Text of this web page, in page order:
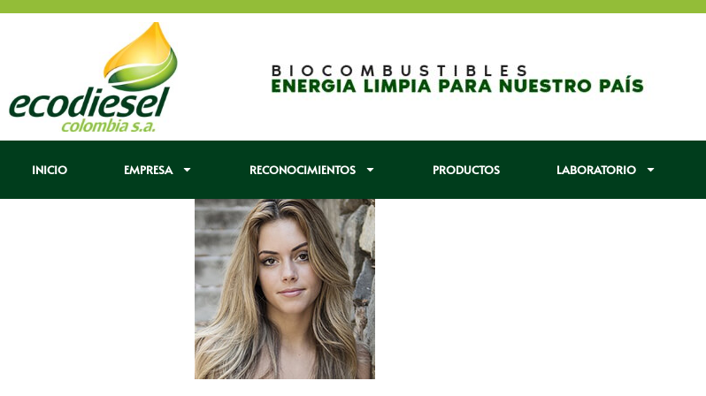
INICIO EMPRESA RECONOCIMIENTOS PRODUCTOS LABORATORIO